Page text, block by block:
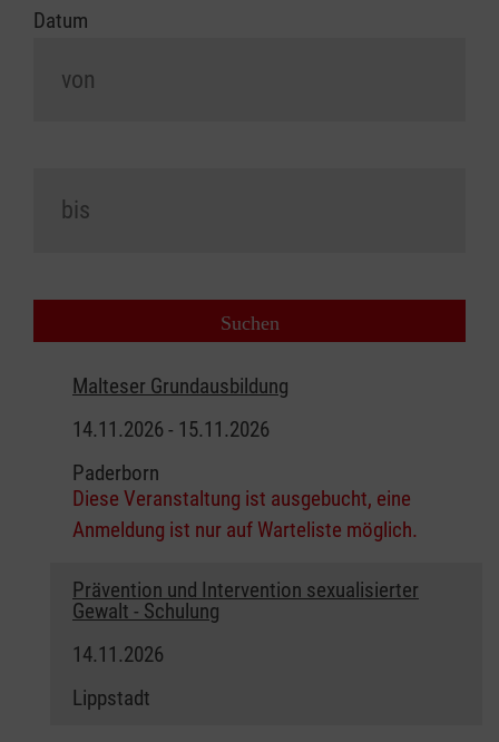
Datum
Malteser Grundausbildung
14.11.2026 - 15.11.2026
Paderborn
Diese Veranstaltung ist ausgebucht, eine
Anmeldung ist nur auf Warteliste möglich.
Prävention und Intervention sexualisierter
Gewalt - Schulung
14.11.2026
Lippstadt